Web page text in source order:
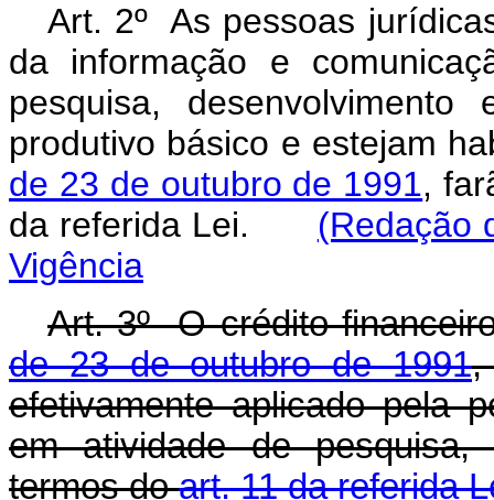
Art. 2º As pessoas
da informação e
pesquisa,
produtivo básico e estejam
de 23 de outubro de 1991,
da referida Lei. (Redação
Vigência
Art. 3º O crédito
de 23 de outubro de 1991,
efetivamente aplicado pela
em atividade de pesquisa,
termos doart. 11 da referida